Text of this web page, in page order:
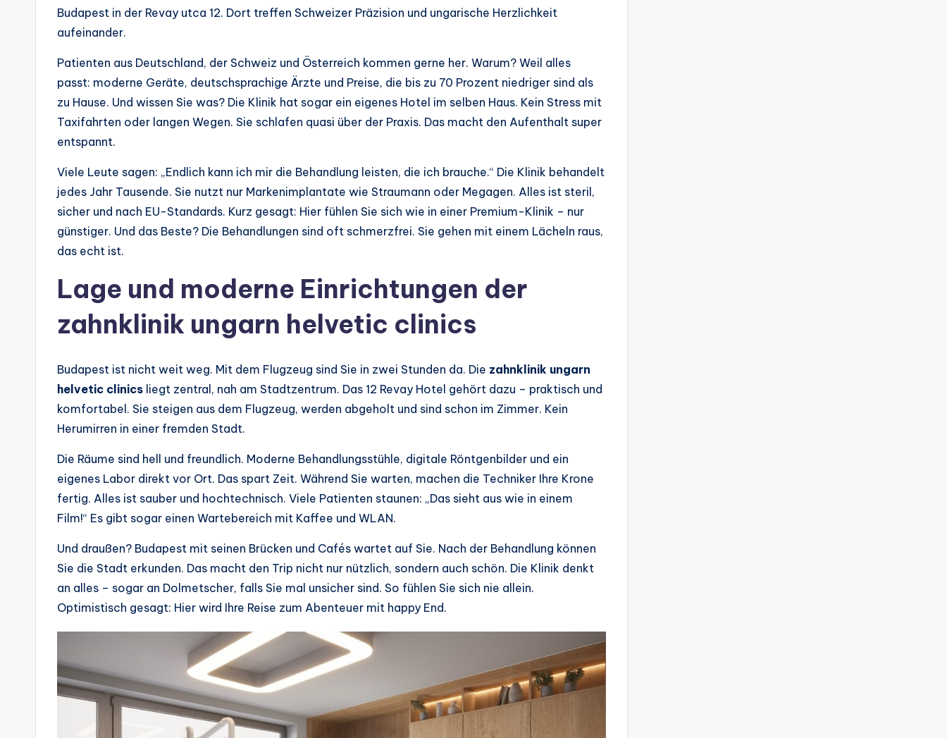
Budapest in der Revay utca 12. Dort treffen Schweizer Präzision und ungarische Herzlichkeit
aufeinander.
Patienten aus Deutschland, der Schweiz und Österreich kommen gerne her. Warum? Weil alles
passt: moderne Geräte, deutschsprachige Ärzte und Preise, die bis zu 70 Prozent niedriger sind als
zu Hause. Und wissen Sie was? Die Klinik hat sogar ein eigenes Hotel im selben Haus. Kein Stress mit
Taxifahrten oder langen Wegen. Sie schlafen quasi über der Praxis. Das macht den Aufenthalt super
entspannt.
Viele Leute sagen: „Endlich kann ich mir die Behandlung leisten, die ich brauche.“ Die Klinik behandelt
jedes Jahr Tausende. Sie nutzt nur Markenimplantate wie Straumann oder Megagen. Alles ist steril,
sicher und nach EU-Standards. Kurz gesagt: Hier fühlen Sie sich wie in einer Premium-Klinik – nur
günstiger. Und das Beste? Die Behandlungen sind oft schmerzfrei. Sie gehen mit einem Lächeln raus,
das echt ist.
Lage und moderne Einrichtungen der
zahnklinik ungarn helvetic clinics
Budapest ist nicht weit weg. Mit dem Flugzeug sind Sie in zwei Stunden da. Die zahnklinik ungarn
helvetic clinics liegt zentral, nah am Stadtzentrum. Das 12 Revay Hotel gehört dazu – praktisch und
komfortabel. Sie steigen aus dem Flugzeug, werden abgeholt und sind schon im Zimmer. Kein
Herumirren in einer fremden Stadt.
Die Räume sind hell und freundlich. Moderne Behandlungsstühle, digitale Röntgenbilder und ein
eigenes Labor direkt vor Ort. Das spart Zeit. Während Sie warten, machen die Techniker Ihre Krone
fertig. Alles ist sauber und hochtechnisch. Viele Patienten staunen: „Das sieht aus wie in einem
Film!“ Es gibt sogar einen Wartebereich mit Kaffee und WLAN.
Und draußen? Budapest mit seinen Brücken und Cafés wartet auf Sie. Nach der Behandlung können
Sie die Stadt erkunden. Das macht den Trip nicht nur nützlich, sondern auch schön. Die Klinik denkt
an alles – sogar an Dolmetscher, falls Sie mal unsicher sind. So fühlen Sie sich nie allein.
Optimistisch gesagt: Hier wird Ihre Reise zum Abenteuer mit happy End.